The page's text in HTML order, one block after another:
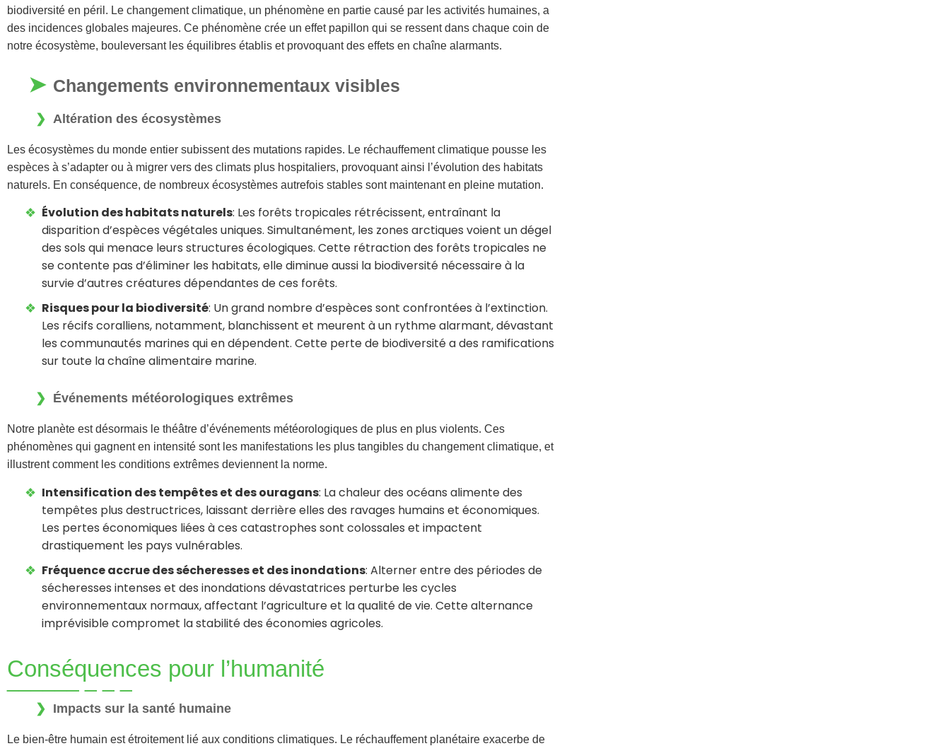
biodiversité en péril. Le changement climatique, un phénomène en partie causé par les activités humaines, a
des incidences globales majeures. Ce phénomène crée un effet papillon qui se ressent dans chaque coin de
notre écosystème, bouleversant les équilibres établis et provoquant des effets en chaîne alarmants.
Changements environnementaux visibles
Altération des écosystèmes
Les écosystèmes du monde entier subissent des mutations rapides. Le réchauffement climatique pousse les
espèces à s’adapter ou à migrer vers des climats plus hospitaliers, provoquant ainsi l’évolution des habitats
naturels. En conséquence, de nombreux écosystèmes autrefois stables sont maintenant en pleine mutation.
Évolution des habitats naturels: Les forêts tropicales rétrécissent, entraînant la
disparition d’espèces végétales uniques. Simultanément, les zones arctiques voient un dégel
des sols qui menace leurs structures écologiques. Cette rétraction des forêts tropicales ne
se contente pas d’éliminer les habitats, elle diminue aussi la biodiversité nécessaire à la
survie d’autres créatures dépendantes de ces forêts.
Risques pour la biodiversité: Un grand nombre d’espèces sont confrontées à l’extinction.
Les récifs coralliens, notamment, blanchissent et meurent à un rythme alarmant, dévastant
les communautés marines qui en dépendent. Cette perte de biodiversité a des ramifications
sur toute la chaîne alimentaire marine.
Événements météorologiques extrêmes
Notre planète est désormais le théâtre d’événements météorologiques de plus en plus violents. Ces
phénomènes qui gagnent en intensité sont les manifestations les plus tangibles du changement climatique, et
illustrent comment les conditions extrêmes deviennent la norme.
Intensification des tempêtes et des ouragans: La chaleur des océans alimente des
tempêtes plus destructrices, laissant derrière elles des ravages humains et économiques.
Les pertes économiques liées à ces catastrophes sont colossales et impactent
drastiquement les pays vulnérables.
Fréquence accrue des sécheresses et des inondations: Alterner entre des périodes de
sécheresses intenses et des inondations dévastatrices perturbe les cycles
environnementaux normaux, affectant l’agriculture et la qualité de vie. Cette alternance
imprévisible compromet la stabilité des économies agricoles.
Conséquences pour l’humanité
Impacts sur la santé humaine
Le bien-être humain est étroitement lié aux conditions climatiques. Le réchauffement planétaire exacerbe de